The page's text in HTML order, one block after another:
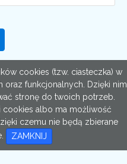
cookies (tzw. ciasteczka) w
funkcjonalnych. Dzięki nim
stronę do twoich potrzeb.
cookies albo ma możliwość
czemu nie będą zbierane
ZAMKNIJ